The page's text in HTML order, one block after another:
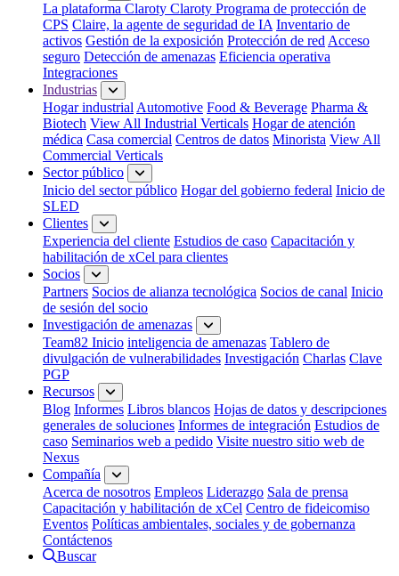
La plataforma Claroty Claroty Programa de protección de
CPS Claire, la agente de seguridad de IA Inventario de
activos Gestión de la exposición Protección de red Acceso
seguro Detección de amenazas Eficiencia operativa
Integraciones
Industrias
Hogar industrial Automotive Food & Beverage Pharma &
Biotech View All Industrial Verticals Hogar de atención
médica Casa comercial Centros de datos Minorista View All
Commercial Verticals
Sector público
Inicio del sector público Hogar del gobierno federal Inicio de
SLED
Clientes
Experiencia del cliente Estudios de caso Capacitación y
habilitación de xCel para clientes
Socios
Partners Socios de alianza tecnológica Socios de canal Inicio
de sesión del socio
Investigación de amenazas
Team82 Inicio inteligencia de amenazas Tablero de
divulgación de vulnerabilidades Investigación Charlas Clave
PGP
Recursos
Blog Informes Libros blancos Hojas de datos y descripciones
generales de soluciones Informes de integración Estudios de
caso Seminarios web a pedido Visite nuestro sitio web de
Nexus
Compañía
Acerca de nosotros Empleos Liderazgo Sala de prensa
Capacitación y habilitación de xCel Centro de fideicomiso
Eventos Políticas ambientales, sociales y de gobernanza
Contáctenos
Buscar